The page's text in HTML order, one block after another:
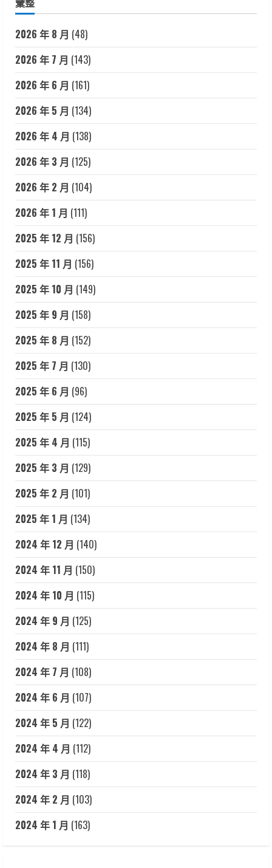
2026 年 8 月 (48)
2026 年 7 月 (143)
2026 年 6 月 (161)
2026 年 5 月 (134)
2026 年 4 月 (138)
2026 年 3 月 (125)
2026 年 2 月 (104)
2026 年 1 月 (111)
2025 年 12 月 (156)
2025 年 11 月 (156)
2025 年 10 月 (149)
2025 年 9 月 (158)
2025 年 8 月 (152)
2025 年 7 月 (130)
2025 年 6 月 (96)
2025 年 5 月 (124)
2025 年 4 月 (115)
2025 年 3 月 (129)
2025 年 2 月 (101)
2025 年 1 月 (134)
2024 年 12 月 (140)
2024 年 11 月 (150)
2024 年 10 月 (115)
2024 年 9 月 (125)
2024 年 8 月 (111)
2024 年 7 月 (108)
2024 年 6 月 (107)
2024 年 5 月 (122)
2024 年 4 月 (112)
2024 年 3 月 (118)
2024 年 2 月 (103)
2024 年 1 月 (163)